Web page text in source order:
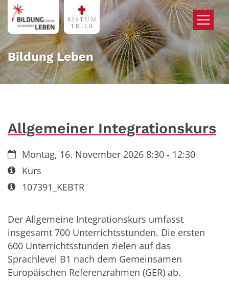
Zum Inhalt springen
Bildung Leben
Allgemeiner Integrationskurs
Datum:Montag, 16. November 2026 8:30 - 12:30
Art bzw. Nummer:
Kurs
Art bzw. Nummer:
107391_KEBTR
Der Allgemeine Integrationskurs umfasst
insgesamt 700 Unterrichtsstunden. Die ersten
600 Unterrichtsstunden zielen auf das
Sprachlevel B1 nach dem Gemeinsamen
Europäischen Referenzrahmen (GER) ab.